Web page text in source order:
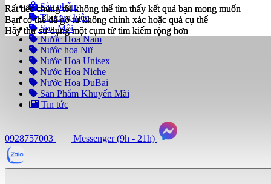
Rất tiếc chúng tôi không thể tìm thấy kết quả bạn mong muốn
Bạn có thể đã gõ từ không chính xác hoặc quá cụ thể
Hãy thử sử dụng một cụm từ tìm kiếm rộng hơn
Rất tiếc chúng tôi không thể tìm thấy kết quả bạn mong muốn
Bạn có thể đã gõ từ không chính xác hoặc quá cụ thể
Hãy thử sử dụng một cụm từ tìm kiếm rộng hơn
Sản phẩm
Thương hiệu
Son Môi
Nước Hoa Nam
Nước hoa Nữ
Nước Hoa Unisex
Nước Hoa Niche
Nước Hoa DuBai
Sản Phẩm Khuyến Mãi
Tin tức
0928757003
Messenger (9h - 21h)
Tư
vấn
ngay